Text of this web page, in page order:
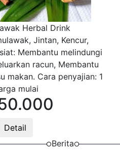
Herbal Drink
Jintan, Kencur,
Membantu melindungi
racun, Membantu
makan. Cara penyajian: 1
mulai
Detail
Berita